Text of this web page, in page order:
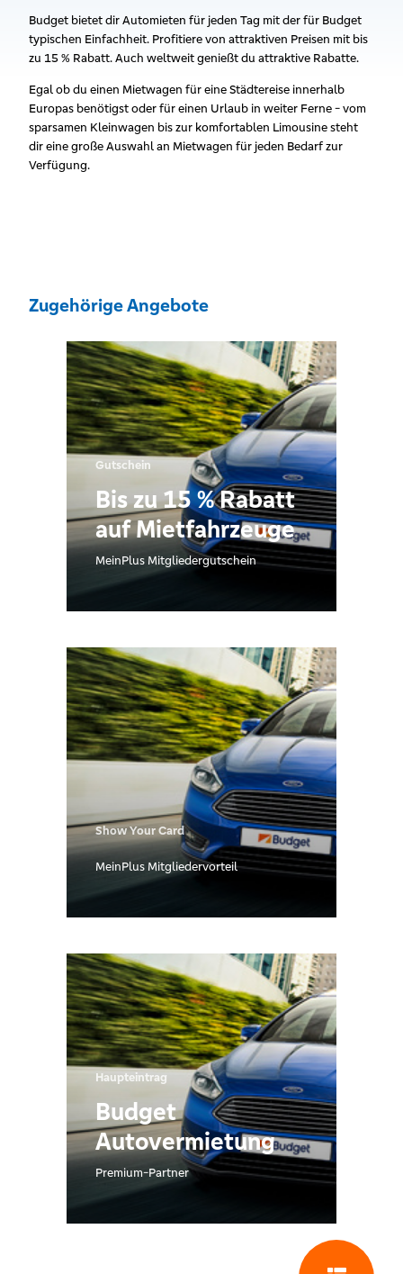
Budget bietet dir Automieten für jeden Tag mit der für Budget
typischen Einfachheit. Profitiere von attraktiven Preisen mit bis
zu 15 % Rabatt. Auch weltweit genießt du attraktive Rabatte.
Egal ob du einen Mietwagen für eine Städtereise innerhalb
Europas benötigst oder für einen Urlaub in weiter Ferne - vom
sparsamen Kleinwagen bis zur komfortablen Limousine steht
dir eine große Auswahl an Mietwagen für jeden Bedarf zur
Verfügung.
Zugehörige Angebote
Gutschein
Bis zu 15 % Rabatt
auf Mietfahrzeuge
MeinPlus Mitgliedergutschein
Show Your Card
MeinPlus Mitgliedervorteil
Haupteintrag
Budget
Autovermietung
Premium-Partner